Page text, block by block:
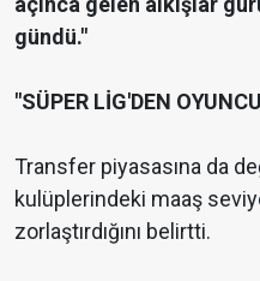
gündü."
"SÜPER LİG'DEN
Transfer piyasasına da
kulüplerindeki maaş
zorlaştırdığını belirtti.